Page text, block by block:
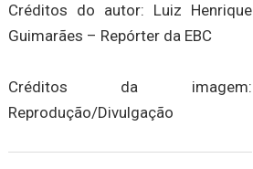
Créditos do autor: Luiz Henrique
Guimarães – Repórter da EBC
Créditos da imagem:
Reprodução/Divulgação